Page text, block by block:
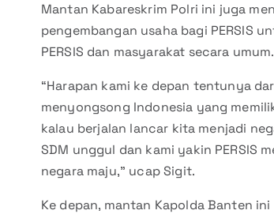
Mantan Kabareskrim Polri ini juga
pengembangan usaha bagi PERSIS
PERSIS dan masyarakat secara umum.
“Harapan kami ke depan tentunya
menyongsong Indonesia yang
kalau berjalan lancar kita menjadi
SDM unggul dan kami yakin PERSIS
negara maju,” ucap Sigit.
Ke depan, mantan Kapolda Banten